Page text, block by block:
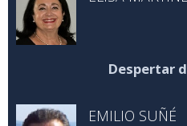
Despertar
EMILIO SUÑÉ